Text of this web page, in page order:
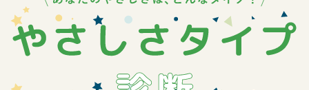
あなたの地域ではたらく
介護のお仕事・キャリア